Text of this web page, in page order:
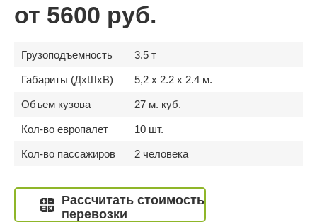
от 5600 руб.
Грузоподъемность 3.5 т
Габариты (ДхШхВ) 5,2 x 2.2 x 2.4 м.
Объем кузова 27 м. куб.
Кол-во европалет 10 шт.
Кол-во пассажиров 2 человека
Рассчитать стоимость
перевозки